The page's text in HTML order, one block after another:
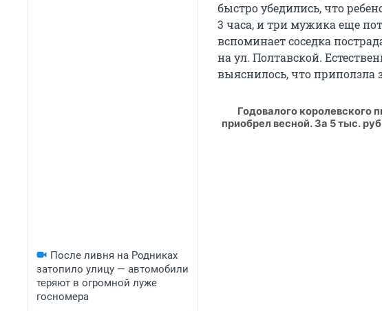
После ливня на Родниках
затопило улицу — автомобили
теряют в огромной луже
госномера
быстро убедились, что
3 часа, и три мужика еще
вспоминает соседка
на ул. Полтавской.
выяснилось, что приползла
Годовалого королевского
приобрел весной. За 5 тыс.